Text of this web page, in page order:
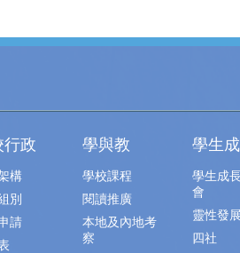
行政
構
別
請
學與教
學校課程
閱讀推廣
本地及內地考
察
學生
學生成
會
靈性發展
四社